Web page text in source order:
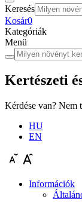
Keresés
Kosár0
Kategóriák
Menü
Kertészeti
Kérdése van? Nem
HU
EN
Információk